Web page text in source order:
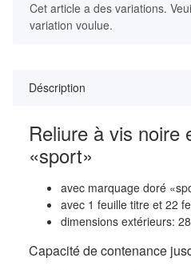
x
Cet article a des variations.
variation voulue.
Déscription
Reliure à vis noire
«sport»
avec marquage doré
avec 1 feuille titre et 22
dimensions extérieurs:
Capacité de contenance